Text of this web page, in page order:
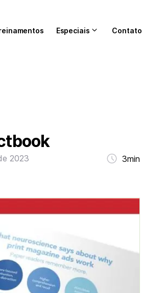
Especiais Contato
2023 3min